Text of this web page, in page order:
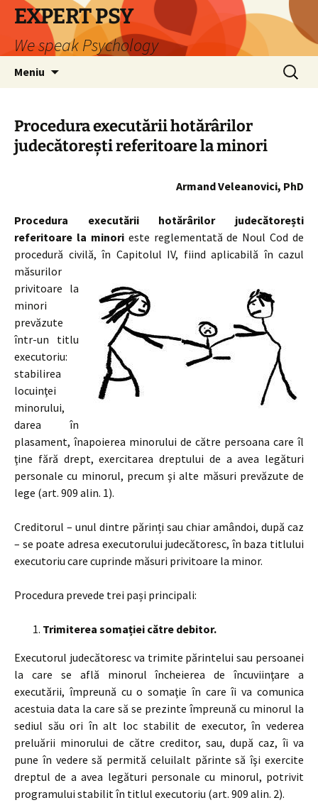
Sari
conținut
EXPERT PSY
We speak Psychology
Meniu
Caută
după:
Procedura executării hotărârilor
judecătorești referitoare la minori
Armand Veleanovici, PhD
Procedura executării hotărârilor judecătorești
referitoare la minorieste reglementată de Noul Cod de
procedură civilă, în Capitolul IV, fiind aplicabilă în cazul
măsurilor
privitoare la
minori
prevăzute
într-un titlu
executoriu:
stabilirea
locuinţei
minorului,
darea în
plasament, înapoierea minorului de către persoana care îl
ţine fără drept, exercitarea dreptului de a avea legături
personale cu minorul, precum şi alte măsuri prevăzute de
lege (art. 909 alin. 1).
Creditorul – unul dintre părinți sau chiar amândoi, după caz
– se poate adresa executorului judecătoresc, în baza titlului
executoriu care cuprinde măsuri privitoare la minor.
Procedura prevede trei pași principali:
Trimiterea somației către debitor.
Executorul judecătoresc va trimite părintelui sau persoanei
la care se află minorul încheierea de încuviinţare a
executării, împreună cu o somaţie în care îi va comunica
acestuia data la care să se prezinte împreună cu minorul la
sediul său ori în alt loc stabilit de executor, în vederea
preluării minorului de către creditor, sau, după caz, îi va
pune în vedere să permită celuilalt părinte să îşi exercite
dreptul de a avea legături personale cu minorul, potrivit
programului stabilit în titlul executoriu (art. 909 alin. 2).